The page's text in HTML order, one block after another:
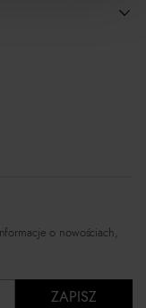
o nowościach,
ZAPISZ